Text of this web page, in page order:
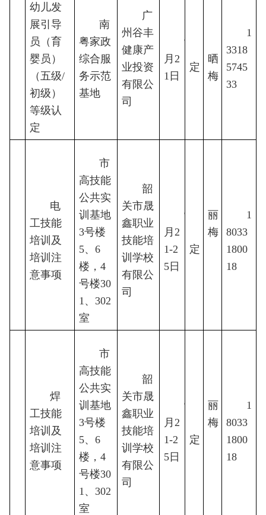
7
幼儿发
展引导
员（育
婴员）
（五级/
初级）
等级认
定
南
粤家政
综合服
务示范
基地
广
州谷丰
健康产
业投资
有限公
司
9
月2
1日
定
晒
梅
1
3318
5745
33
8
电
工技能
培训及
培训注
意事项
市
高技能
公共实
训基地
3号楼
5、6
楼，4
号楼30
1、302
室
韶
关市晟
鑫职业
技能培
训学校
有限公
司
9
月2
1-2
5日
待
定
丽
梅
1
8033
1800
18
9
焊
工技能
培训及
培训注
意事项
市
高技能
公共实
训基地
3号楼
5、6
楼，4
号楼30
1、302
室
韶
关市晟
鑫职业
技能培
训学校
有限公
司
9
月2
1-2
5日
待
定
丽
梅
1
8033
1800
18